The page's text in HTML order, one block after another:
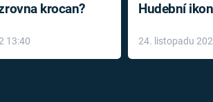
krocan?
13:40
Hudební
léky
24. listopadu